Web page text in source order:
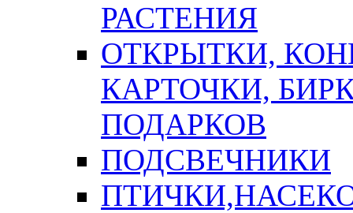
РАСТЕНИЯ
ОТКРЫТКИ,
КАРТОЧКИ,
ПОДАРКОВ
ПОДСВЕЧНИКИ